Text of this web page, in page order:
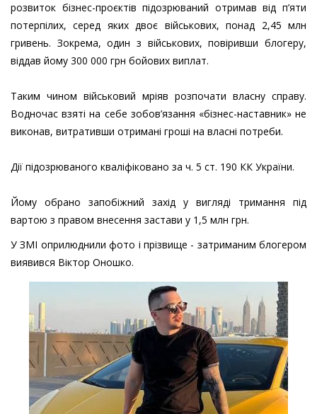
розвиток бізнес-проєктів підозрюваний отримав від п’яти
потерпілих, серед яких двоє військових, понад 2,45 млн
гривень. Зокрема, один з військових, повіривши блогеру,
віддав йому 300 000 грн бойових виплат.
Таким чином військовий мріяв розпочати власну справу.
Водночас взяті на себе зобов’язання «бізнес-наставник» не
виконав, витративши отримані гроші на власні потреби.
Дії підозрюваного кваліфіковано за ч. 5 ст. 190 КК України.
Йому обрано запобіжний захід у вигляді тримання під
вартою з правом внесення застави у 1,5 млн грн.
У ЗМІ оприлюднили фото і прізвище - затриманим блогером
виявився Віктор Оношко.